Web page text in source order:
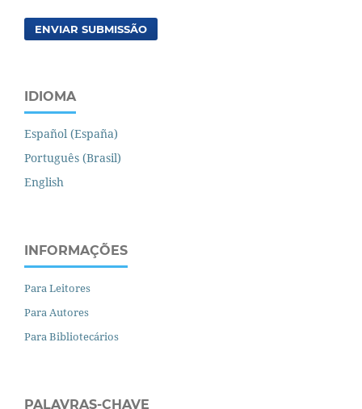
ENVIAR SUBMISSÃO
IDIOMA
Español (España)
Português (Brasil)
English
INFORMAÇÕES
Para Leitores
Para Autores
Para Bibliotecários
PALAVRAS-CHAVE